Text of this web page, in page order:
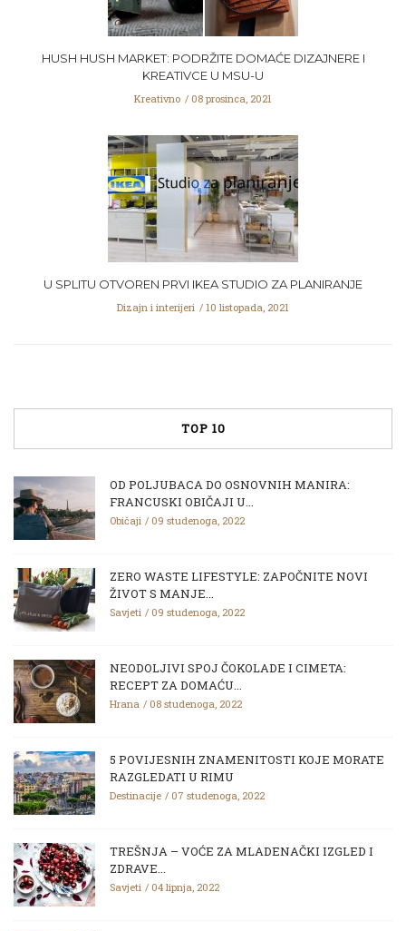
HUSH HUSH MARKET: PODRŽITE DOMAĆE DIZAJNERE I
KREATIVCE U MSU-U
Kreativno 08 prosinca, 2021
U SPLITU OTVOREN PRVI IKEA STUDIO ZA PLANIRANJE
Dizajn i interijeri 10 listopada, 2021
TOP 10
OD POLJUBACA DO OSNOVNIH MANIRA:
FRANCUSKI OBIČAJI U...
Običaji 09 studenoga, 2022
ZERO WASTE LIFESTYLE: ZAPOČNITE NOVI
ŽIVOT S MANJE...
Savjeti 09 studenoga, 2022
NEODOLJIVI SPOJ ČOKOLADE I CIMETA:
RECEPT ZA DOMAĆU...
Hrana 08 studenoga, 2022
5 POVIJESNIH ZNAMENITOSTI KOJE MORATE
RAZGLEDATI U RIMU
Destinacije 07 studenoga, 2022
TREŠNJA – VOĆE ZA MLADENAČKI IZGLED I
ZDRAVE...
Savjeti 04 lipnja, 2022